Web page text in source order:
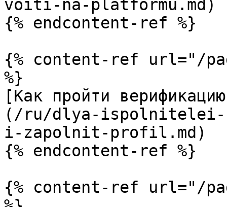
voiti-na-platformu.md)
{% endcontent-ref %}
{% content-ref url="/
%}
[Как пройти
(/ru/dlya-
i-zapolnit-profil.md)
{% endcontent-ref %}
{% content-ref url="/